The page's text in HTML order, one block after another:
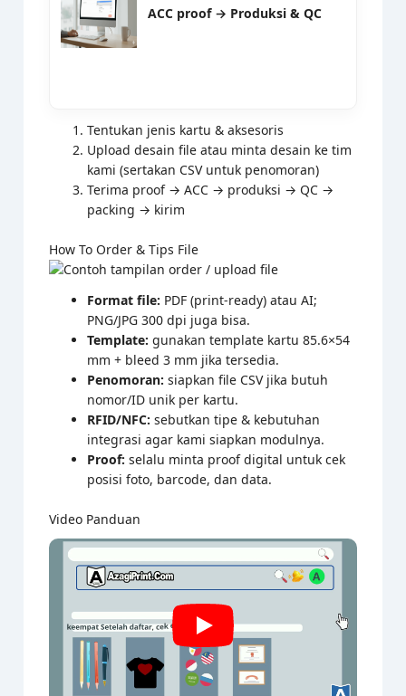
ACC proof → Produksi & QC
Tentukan jenis kartu & aksesoris
Upload desain file atau minta desain ke tim
kami (sertakan CSV untuk penomoran)
Terima proof → ACC → produksi → QC →
packing → kirim
How To Order & Tips File
Format file: PDF (print-ready) atau AI;
PNG/JPG 300 dpi juga bisa.
Template: gunakan template kartu 85.6×54
mm + bleed 3 mm jika tersedia.
Penomoran: siapkan file CSV jika butuh
nomor/ID unik per kartu.
RFID/NFC: sebutkan tipe & kebutuhan
integrasi agar kami siapkan modulnya.
Proof: selalu minta proof digital untuk cek
posisi foto, barcode, dan data.
Video Panduan